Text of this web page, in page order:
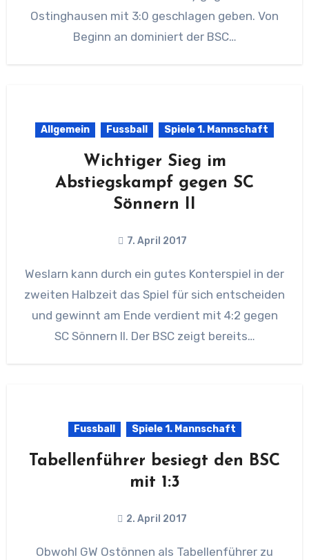
Ostinghausen mit 3:0 geschlagen geben. Von
Beginn an dominiert der BSC…
Allgemein Fussball Spiele 1. Mannschaft
Wichtiger Sieg im
Abstiegskampf gegen SC
Sönnern II
7. April 2017
Weslarn kann durch ein gutes Konterspiel in der
zweiten Halbzeit das Spiel für sich entscheiden
und gewinnt am Ende verdient mit 4:2 gegen
SC Sönnern II. Der BSC zeigt bereits…
Fussball Spiele 1. Mannschaft
Tabellenführer besiegt den BSC
mit 1:3
2. April 2017
Obwohl GW Ostönnen als Tabellenführer zu